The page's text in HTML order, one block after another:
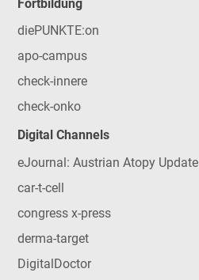
Fortbildung
diePUNKTE:on
apo-campus
check-innere
check-onko
Digital Channels
eJournal: Austrian Atopy Update
car-t-cell
congress x-press
derma-target
DigitalDoctor